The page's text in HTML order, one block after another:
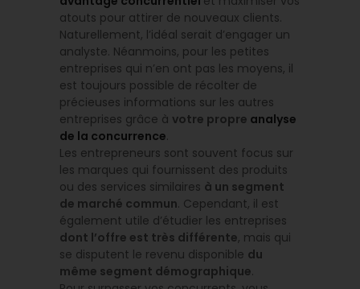
atouts pour attirer de nouveaux clients.
Naturellement, l’idéal serait d’engager un
analyste. Néanmoins, pour les petites
entreprises qui n’en ont pas les moyens, il
est toujours possible de récolter de
précieuses informations sur les autres
entreprises grâce à votre propre analyse
de la concurrence.
Les entrepreneurs sont souvent focus sur
les marques qui fournissent des produits
ou des services similaires à un segment
de marché commun. Cependant, il est
également utile d’étudier les entreprises
dont l’offre est très différente, mais qui
se disputent le revenu disponible du
même segment démographique.